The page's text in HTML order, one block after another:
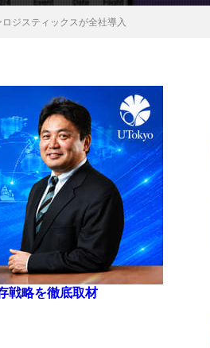
ジスティックスが全社導入
戦略を徹底取材